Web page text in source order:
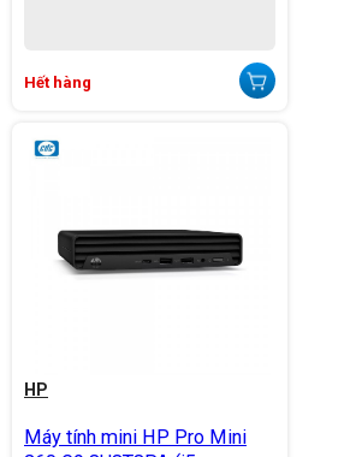
Hết hàng
HP
Máy tính mini HP Pro Mini